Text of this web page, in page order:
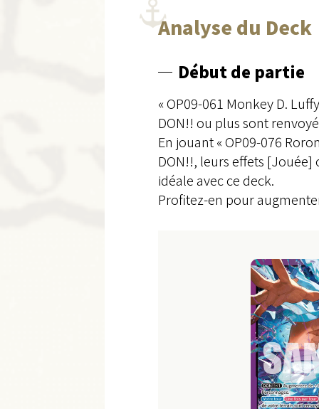
Analyse du Deck
Début de partie
« OP09-061 Monkey D.
DON!! ou plus sont
En jouant « OP09-076
DON!!, leurs effets
idéale avec ce deck.
Profitez-en pour